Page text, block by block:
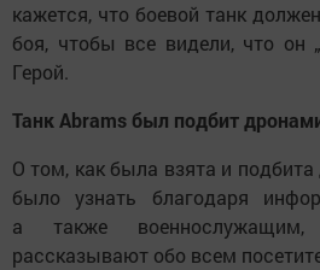
кажется, что боевой танк
боя, чтобы все видели, что он
Герой.
Танк Abrams был подбит
О том, как была взята и
было узнать благодаря
а также военнослужащим,
рассказывают обо всем